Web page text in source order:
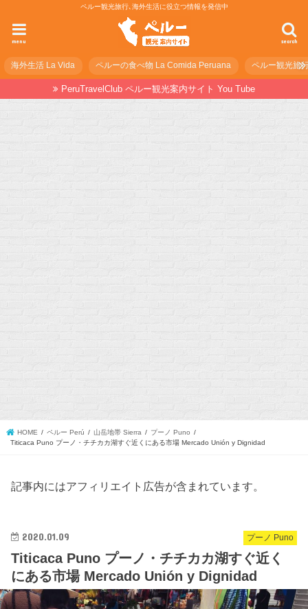
ペルー観光旅行､海外生活に役立つ情報を発信中
search
menu
海外生活 La Vida ペルーの食べ物 La Comida Peruana ペルー観光旅
PeruTravelClub ペルー観光案内サイト You Tube
HOME ペルー Perú 山岳地帯 Sierra
プーノ Puno
Titicaca Puno プーノ・チチカカ湖すぐ近くにある市場 Mercado Unión y Dignidad
記事内にはアフィリエイト広告が含まれています。
プーノ Puno
2020.01.09
Titicaca Puno プーノ・チチカカ湖すぐ近く
にある市場 Mercado Unión y Dignidad